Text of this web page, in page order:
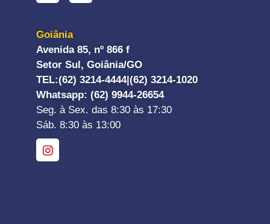
Goiânia
Avenida 85, nº 866 f
Setor Sul, Goiânia/GO
TEL:(62) 3214-4444|(62) 3214-1020
Whatsapp: (62) 9944-26654
Seg. à Sex. das 8:30 às 17:30
Sáb. 8:30 às 13:00